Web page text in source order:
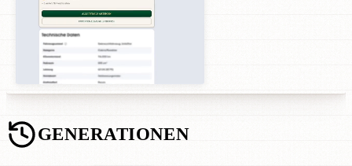
GENERATIONEN